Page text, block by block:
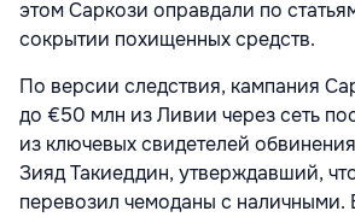
этом Саркози оправдали по
сокрытии похищенных средств.
По версии следствия, кампания
до €50 млн из Ливии через сеть
из ключевых свидетелей
Зияд Такиеддин, утверждавший,
перевозил чемоданы с наличными.